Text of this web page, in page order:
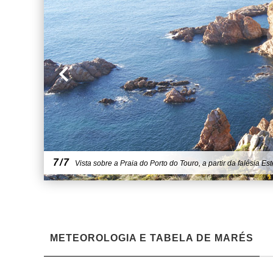
7/7 Vista sobre a Praia do Porto do Touro, a partir da falésia
METEOROLOGIA E TABELA DE MARÉS